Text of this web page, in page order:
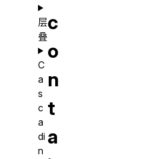
c
o
n
t
a
层
叠
C
a
s
c
a
di
n